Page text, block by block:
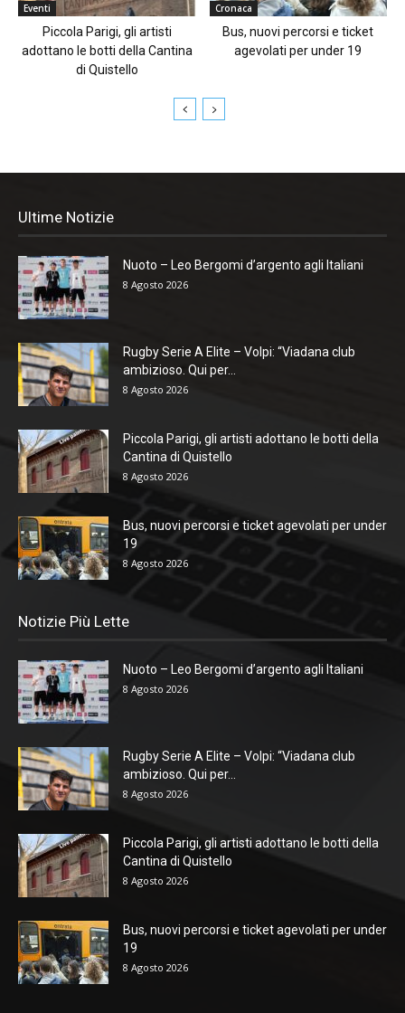
Eventi
Piccola Parigi, gli artisti
adottano le botti della Cantina
di Quistello
Cronaca
Bus, nuovi percorsi e ticket
agevolati per under 19
Ultime Notizie
Nuoto – Leo Bergomi d’argento agli Italiani
8 Agosto 2026
Rugby Serie A Elite – Volpi: “Viadana club
ambizioso. Qui per...
8 Agosto 2026
Piccola Parigi, gli artisti adottano le botti della
Cantina di Quistello
8 Agosto 2026
Bus, nuovi percorsi e ticket agevolati per under
19
8 Agosto 2026
Notizie Più Lette
Nuoto – Leo Bergomi d’argento agli Italiani
8 Agosto 2026
Rugby Serie A Elite – Volpi: “Viadana club
ambizioso. Qui per...
8 Agosto 2026
Piccola Parigi, gli artisti adottano le botti della
Cantina di Quistello
8 Agosto 2026
Bus, nuovi percorsi e ticket agevolati per under
19
8 Agosto 2026